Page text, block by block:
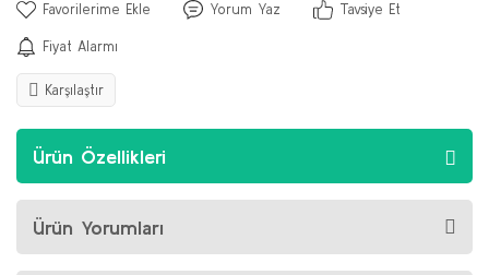
Yorum Yaz Tavsiye Et
Fiyat Alarmı
Karşılaştır
Ürün Özellikleri
Ürün Yorumları